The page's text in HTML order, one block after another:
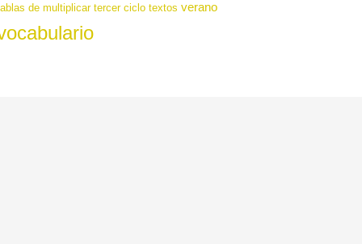
de multiplicar tercer ciclo textos verano